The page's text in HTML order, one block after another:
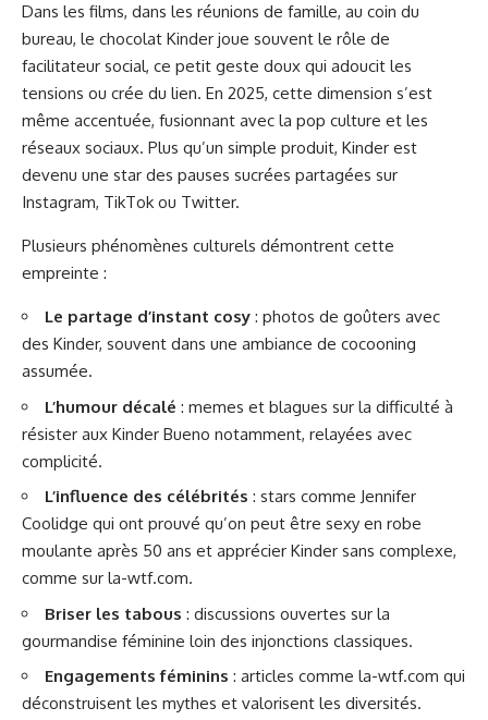
Dans les films, dans les réunions de famille, au coin du
bureau, le chocolat Kinder joue souvent le rôle de
facilitateur social, ce petit geste doux qui adoucit les
tensions ou crée du lien. En 2025, cette dimension s’est
même accentuée, fusionnant avec la pop culture et les
réseaux sociaux. Plus qu’un simple produit, Kinder est
devenu une star des pauses sucrées partagées sur
Instagram, TikTok ou Twitter.
Plusieurs phénomènes culturels démontrent cette
empreinte :
Le partage d’instant cosy : photos de goûters avec
des Kinder, souvent dans une ambiance de cocooning
assumée.
L’humour décalé : memes et blagues sur la difficulté à
résister aux Kinder Bueno notamment, relayées avec
complicité.
L’influence des célébrités : stars comme Jennifer
Coolidge qui ont prouvé qu’on peut être sexy en robe
moulante après 50 ans et apprécier Kinder sans complexe,
comme sur la-wtf.com.
Briser les tabous : discussions ouvertes sur la
gourmandise féminine loin des injonctions classiques.
Engagements féminins : articles comme la-wtf.com qui
déconstruisent les mythes et valorisent les diversités.